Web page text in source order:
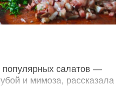
салатов —
и мимоза, рассказала